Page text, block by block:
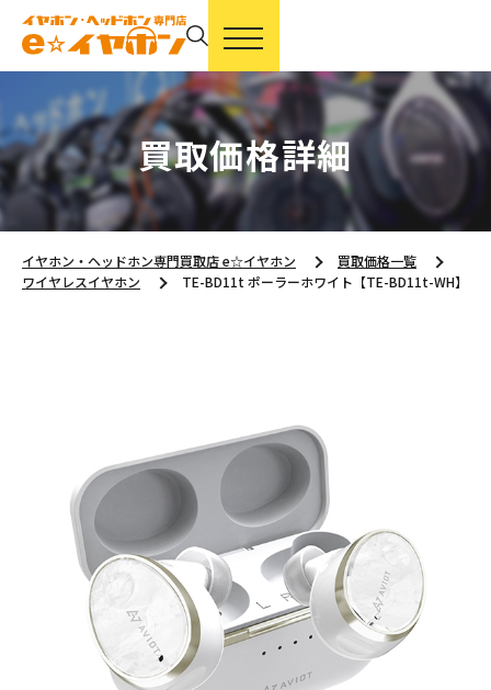
買取価格詳細
イヤホン・ヘッドホン専門買取店 e☆イヤホン
買取価格一覧
ワイヤレスイヤホン
TE-BD11t ポーラーホワイト【TE-BD11t-WH】